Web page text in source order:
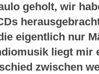
geholt, wir
eigentlich nur
liegt mir
zwischen